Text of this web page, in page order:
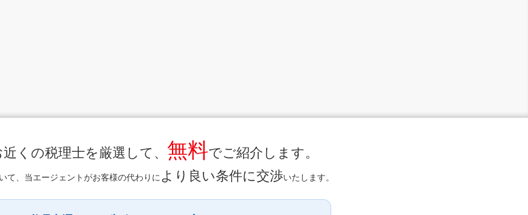
くの税理士を厳選して、 無料でご紹介します。
て、当エージェントがお客様の代わりにより良い条件に交渉いたします。